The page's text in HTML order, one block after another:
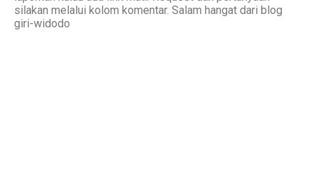
silakan melalui kolom komentar. Salam hangat dari blog
giri-widodo